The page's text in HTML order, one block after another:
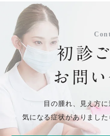
初診
お問
目の腫れ、見え方に
気になる症状がありまし